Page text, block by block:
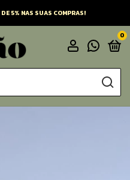
5% NAS SUAS COMPRAS!
0